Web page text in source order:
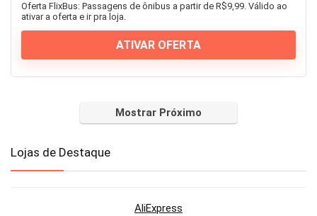
Oferta FlixBus: Passagens de ônibus a partir de R$9,99. Válido ao
ativar a oferta e ir pra loja.
ATIVAR OFERTA
Mostrar Próximo
Lojas de Destaque
AliExpress